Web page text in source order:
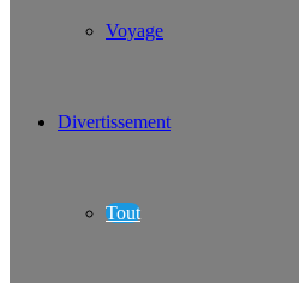
Voyage
Divertissement
Tout